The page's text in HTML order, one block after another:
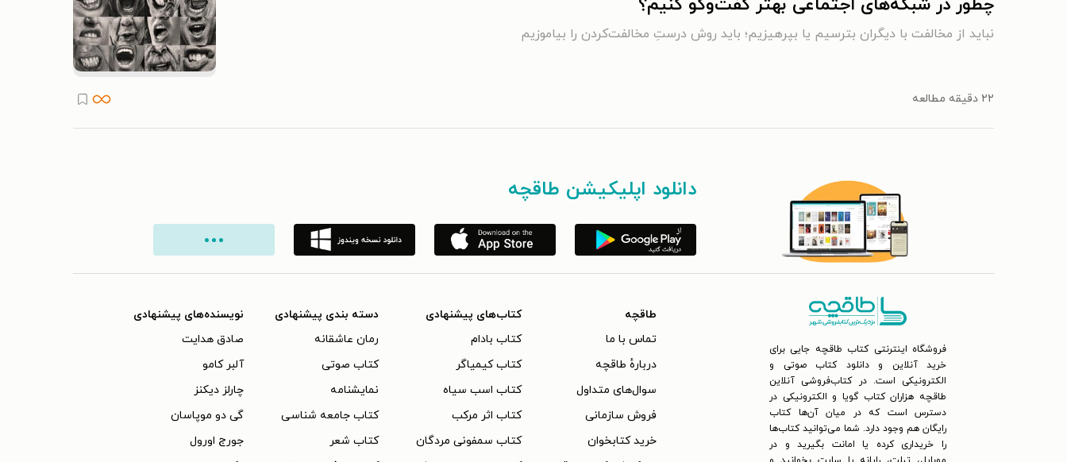
چطور در شبکه‌های اجتماعی بهتر گفت‌و‌گو کنیم؟
نباید از مخالفت با دیگران بترسیم یا بپرهیزیم؛ باید روش درستِ مخالفت‌کردن را بیاموزیم
۲۲ دقیقه مطالعه
دانلود اپلیکیشن طاقچه
فروشگاه اینترنتی کتاب طاقچه جایی برای
خرید آنلاین و دانلود کتاب صوتی و
الکترونیکی است. در کتاب‌فروشی آنلاین
طاقچه هزاران کتاب گویا و الکترونیکی در
دسترس است که در میان آن‌ها کتاب
رایگان هم وجود دارد. شما می‌توانید کتاب‌ها
را خریداری کرده یا امانت بگیرید و در
طاقچه
تماس با ما
دربارهٔ طاقچه
سوال‌های متداول
فروش سازمانی
خرید کتابخوان
کتاب‌های پیشنهادی
کتاب بادام
کتاب کیمیاگر
کتاب اسب سیاه
کتاب اثر مرکب
کتاب سمفونی مردگان
دسته بندی پیشنهادی
رمان عاشقانه
کتاب‌ صوتی
نمایشنامه
کتاب جامعه شناسی
کتاب شعر
نویسنده‌های پیشنهادی
صادق هدایت
آلبر کامو
چارلز دیکنز
گی دو موپاسان
جورج اورول